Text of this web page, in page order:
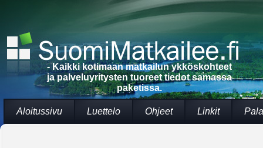
- Kaikki kotimaan matkailun ykköskohteet
ja palveluyritysten tuoreet tiedot samassa
paketissa.
Aloitussivu Luettelo Ohjeet Linkit